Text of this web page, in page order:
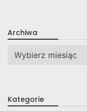
Archiwa
Archiwa
Kategorie